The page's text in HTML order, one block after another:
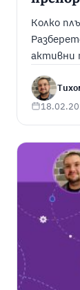
Колко
активни
си за